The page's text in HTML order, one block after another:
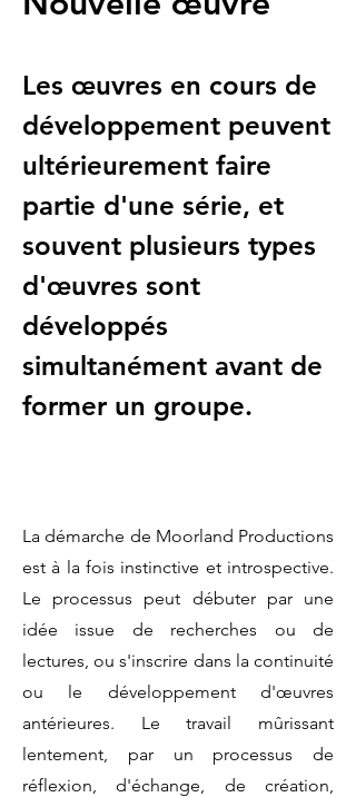
Les œuvres en cours de
développement peuvent
ultérieurement faire
partie d'une série, et
souvent plusieurs types
d'œuvres sont
développés
simultanément avant de
former un groupe.
La démarche de Moorland Productions
est à la fois instinctive et introspective.
Le processus peut débuter par une
idée issue de recherches ou de
lectures, ou s'inscrire dans la continuité
ou le développement d'œuvres
antérieures. Le travail mûrissant
lentement, par un processus de
réflexion, d'échange, de création,